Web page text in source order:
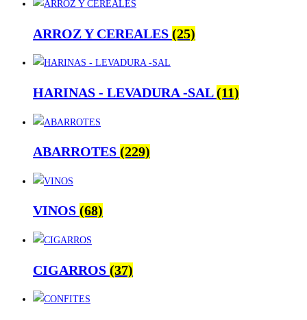
ARROZ Y CEREALES (25)
HARINAS - LEVADURA -SAL(11)
ABARROTES (229)
VINOS (68)
CIGARROS (37)